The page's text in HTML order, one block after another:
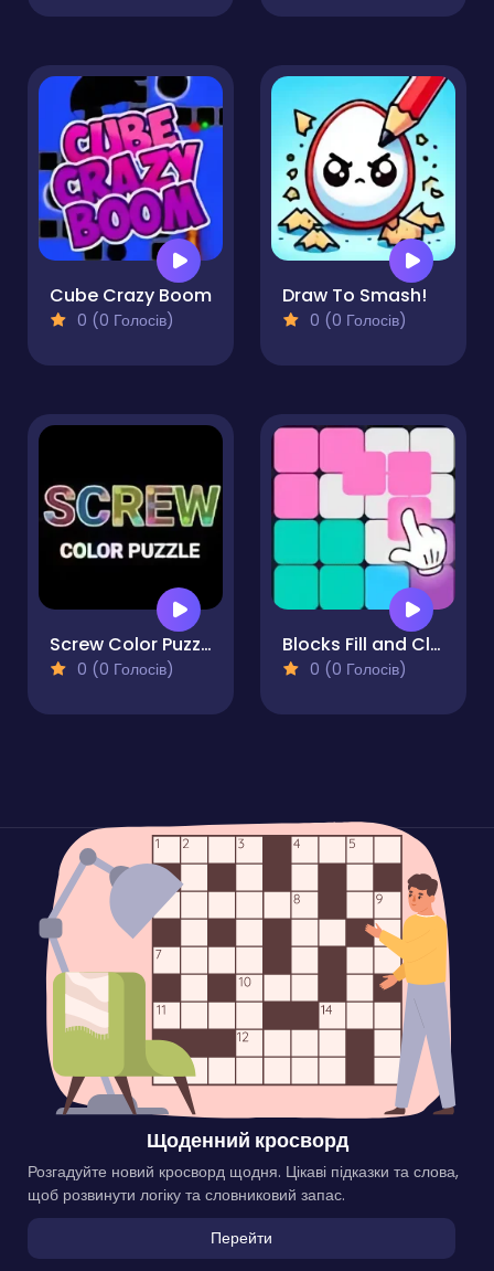
Cube Crazy Boom
0 (0 Голосів)
Draw To Smash!
0 (0 Голосів)
Screw Color Puzzle
0 (0 Голосів)
Blocks Fill and Clear
0 (0 Голосів)
Щоденний кросворд
Розгадуйте новий кросворд щодня. Цікаві підказки та слова,
щоб розвинути логіку та словниковий запас.
Перейти